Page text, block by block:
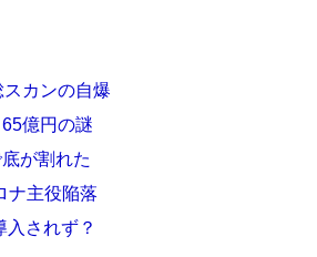
カンの自爆
億円の謎
が割れた
ナ主役陥落
されず？